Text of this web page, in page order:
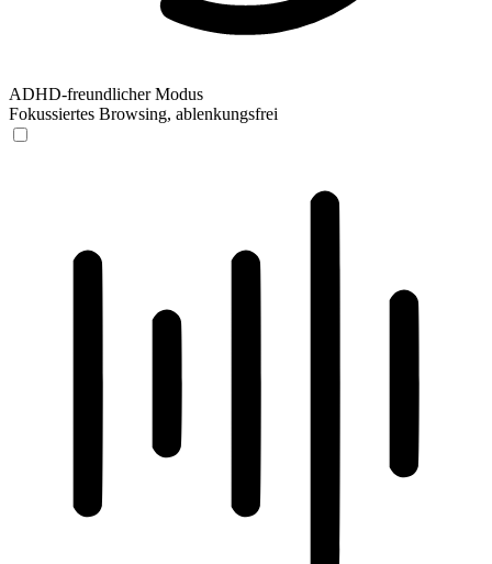
ADHD-freundlicher Modus
Fokussiertes Browsing, ablenkungsfrei